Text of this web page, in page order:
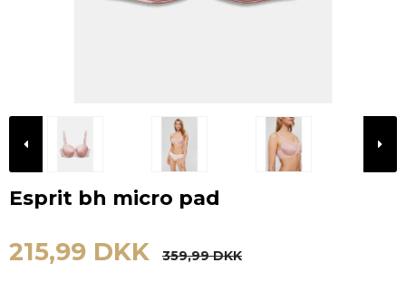
Esprit bh micro pad
215,99 DKK 359,99 DKK